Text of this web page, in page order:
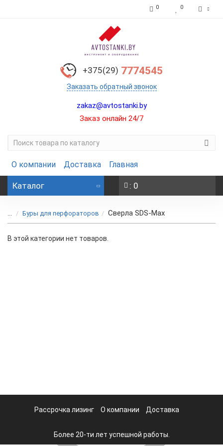
0 0
+375(29) 7774545
Заказать обратный звонок
zakaz@avtostanki.by
Заказ онлайн 24/7
О компании Доставка Главная
Каталог : 0
... Буры для перфораторов Сверла SDS-Max
В этой категории нет товаров.
Рассрочка лизинг О компании Доставка
Более 20-ти лет успешной работы.